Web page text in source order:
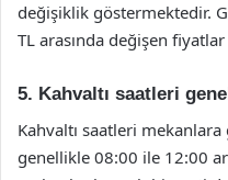
değişiklik göstermektedir.
TL arasında değişen
5. Kahvaltı saatleri
Kahvaltı saatleri
genellikle 08:00 ile 12:00